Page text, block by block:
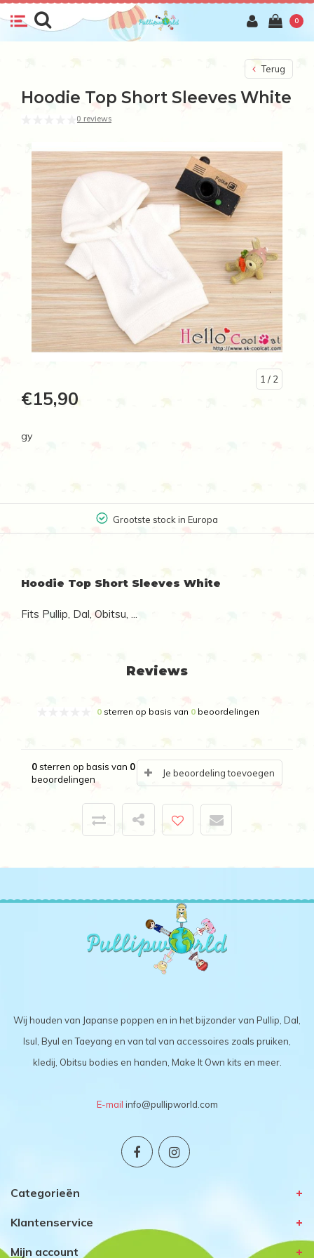
0
Terug
Hoodie Top Short Sleeves White
0 reviews
1 / 2
€15,90
gy
Grootste stock in Europa
Hoodie Top Short Sleeves White
Fits Pullip, Dal, Obitsu, ...
Reviews
0 sterren op basis van 0 beoordelingen
0sterren op basis van 0
beoordelingen
Je beoordeling toevoegen
Wij houden van Japanse poppen en in het bijzonder van Pullip, Dal,
Isul, Byul en Taeyang en van tal van accessoires zoals pruiken,
kledij, Obitsu bodies en handen, Make It Own kits en meer.
E-mail info@pullipworld.com
Categorieën
Klantenservice
Mijn account